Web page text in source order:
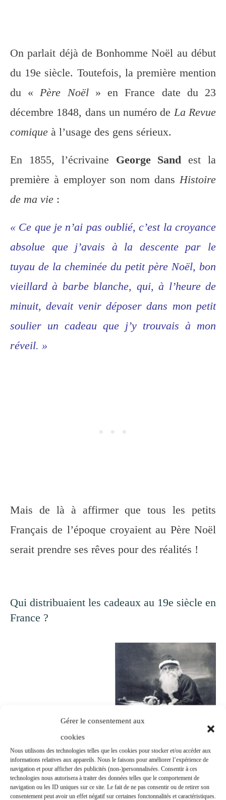
Gérer le consentement aux
cookies
Nous utilisons des technologies telles que les cookies pour stocker et/ou accéder aux
informations relatives aux appareils. Nous le faisons pour améliorer l’expérience de
navigation et pour afficher des publicités (non-)personnalisées. Consentir à ces
technologies nous autorisera à traiter des données telles que le comportement de
navigation ou les ID uniques sur ce site. Le fait de ne pas consentir ou de retirer son
consentement peut avoir un effet négatif sur certaines fonctonnalités et caractéristiques.
On parlait déjà de Bonhomme Noël au début
du 19e siècle. Toutefois, la première mention
du « Père Noël» en France date du 23
décembre 1848, dans un numéro de La Revue
comique à l’usage des gens sérieux.
En 1855, l’écrivaine George Sand est la
première à employer son nom dans Histoire
de ma vie :
« Ce que je n’ai pas oublié, c’est la croyance
absolue que j’avais à la descente par le
tuyau de la cheminée du petit père Noël, bon
vieillard à barbe blanche, qui, à l’heure de
minuit, devait venir déposer dans mon petit
soulier un cadeau que j’y trouvais à mon
réveil. »
Mais de là à affirmer que tous les petits
Français de l’époque croyaient au Père Noël
serait prendre ses rêves pour des réalités !
Qui distribuaient les cadeaux au 19e siècle en
France ?
Santa Claus